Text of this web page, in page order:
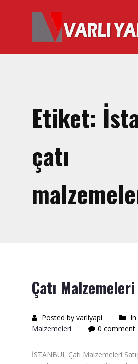
ANASAYFA
HAKKIMIZDA
Tabancası
El Arabası Satışı – Toptan,
Perakende Satış
İnşaat Küreği
Alçıpan Vidası Satışı
Kazma Satışı – Toptan,
Perakende Satış Firması
Bıçak Mastar Satışı
Etiket:
çatı
Çatı Malzemeleri
Posted by varliyapi In
Malzemeleri
0 comment
İSTANBUL Çatı Malzemeleri